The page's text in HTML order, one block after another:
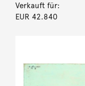
Verkauft für:
EUR 42.840